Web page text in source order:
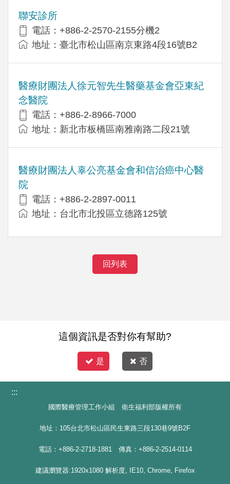
聯安診所
電話：+886-2-2570-2155分機2
地址：臺北市松山區南京東路4段16號B2
醫療財團法人徐元智先生醫藥基金會亞東紀
念醫院
電話：+886-2-8966-7000
地址：新北市板橋區南雅南路二段21號
醫療財團法人辜公亮基金會和信治癌中心醫
院
電話：+886-2-2897-0011
地址：台北市北投區立德路125號
回列表
這個資訊是否對你有幫助?
是 否
:::
國際醫療管理工作小組 衛生福利部版權所有
地址：105台北市松山區民生東路三段130巷9號B2F
電話：+886-2-2718-1881 傳真：+886-2-2514-0114
建議瀏覽器:1920x1080 解析度, IE10, Chrome, Firefox